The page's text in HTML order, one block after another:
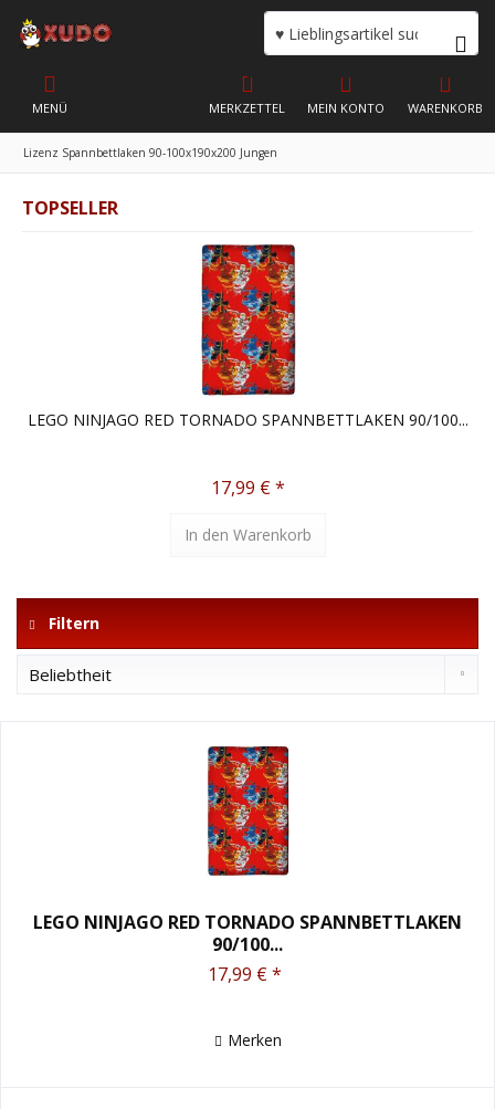
WARENKORB
MERKZETTEL MEIN KONTO
MENÜ
Lizenz Spannbettlaken 90-100x190x200 Jungen
TOPSELLER
LEGO NINJAGO RED TORNADO SPANNBETTLAKEN 90/100...
17,99 € *
In den Warenkorb
Filtern
LEGO NINJAGO RED TORNADO SPANNBETTLAKEN
90/100...
17,99 € *
Merken